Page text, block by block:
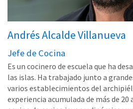
Andrés Alcalde Villanueva
Jefe de Cocina
Es un cocinero de escuela que ha
las islas. Ha trabajado junto a
varios establecimientos del
experiencia acumulada de más de